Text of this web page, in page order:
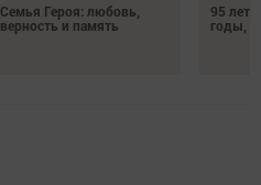
Семья Героя: любовь,
верность и память
95 лет
годы,